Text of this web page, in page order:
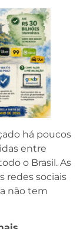
há poucos
entre
o Brasil. As
redes sociais
não tem